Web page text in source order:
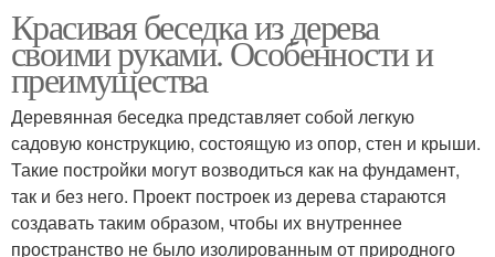
Красивая беседка из дерева
своими руками. Особенности и
преимущества
Деревянная беседка представляет собой легкую
садовую конструкцию, состоящую из опор, стен и крыши.
Такие постройки могут возводиться как на фундамент,
так и без него. Проект построек из дерева стараются
создавать таким образом, чтобы их внутреннее
пространство не было изолированным от природного